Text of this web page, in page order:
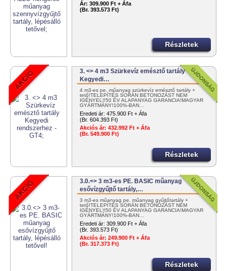
Ár: 309.900 Ft + Áfa
(Br. 393.573 Ft)
Részletek
3. <> 4 m3 Szürkevíz emésztő tartály
Kegyedi…
4 m3-es pe. műanyag szürkevíz emésztő tartály +
tető!TELEPÍTÉS SORÁN BETONOZÁST NEM
IGÉNYEL!!50 ÉV ALAPANYAG GARANCIA!MAGYAR
GYÁRTMÁNY!100%-BAN…
Eredeti ár: 475.900 Ft + Áfa
(Br. 604.393 Ft)
Akciós ár: 432.992 Ft + Áfa
(Br. 549.900 Ft)
Részletek
3.0.<> 3 m3-es PE. BASIC műanyag
esővízgyűjtő tartály,…
3 m3-es műanyag pe. műanyag gyűjtőtartály +
tető!TELEPÍTÉS SORÁN BETONOZÁST NEM
IGÉNYEL!!50 ÉV ALAPANYAG GARANCIA!MAGYAR
GYÁRTMÁNY!100%-BAN…
Eredeti ár: 309.900 Ft + Áfa
(Br. 393.573 Ft)
Akciós ár: 249.900 Ft + Áfa
(Br. 317.373 Ft)
Részletek